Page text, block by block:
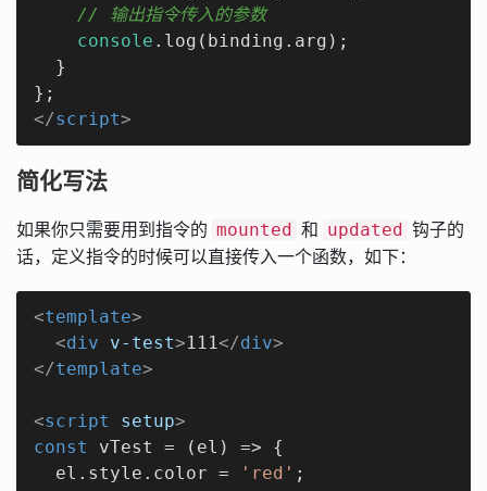
// 输出指令传入的参数
console .log(binding.arg);
  }
</script>
简化写法
如果你只需要用到指令的 mounted 和 updated 钩子的
话，定义指令的时候可以直接传入一个函数，如下：
<template>
<div v-test>111</div>
</template>
<script setup>
const
vTest = ( el ) => {
  el.style.color =
'red' ;